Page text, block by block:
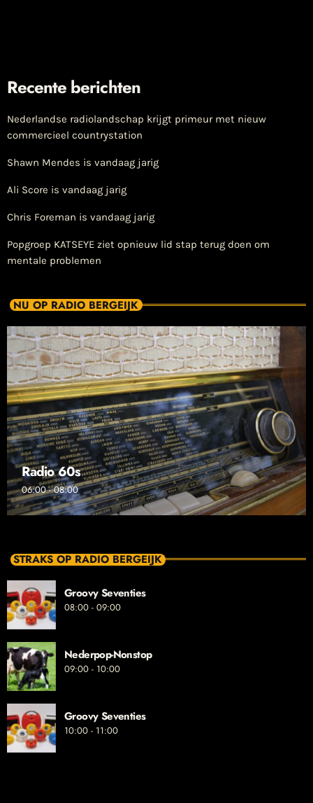
Recente berichten
Nederlandse radiolandschap krijgt primeur met nieuw
commercieel countrystation
Shawn Mendes is vandaag jarig
Ali Score is vandaag jarig
Chris Foreman is vandaag jarig
Popgroep KATSEYE ziet opnieuw lid stap terug doen om
mentale problemen
NU OP RADIO BERGEIJK
Radio 60s
06:00 - 08:00
STRAKS OP RADIO BERGEIJK
Groovy Seventies
08:00 - 09:00
Nederpop-Nonstop
09:00 - 10:00
Groovy Seventies
10:00 - 11:00